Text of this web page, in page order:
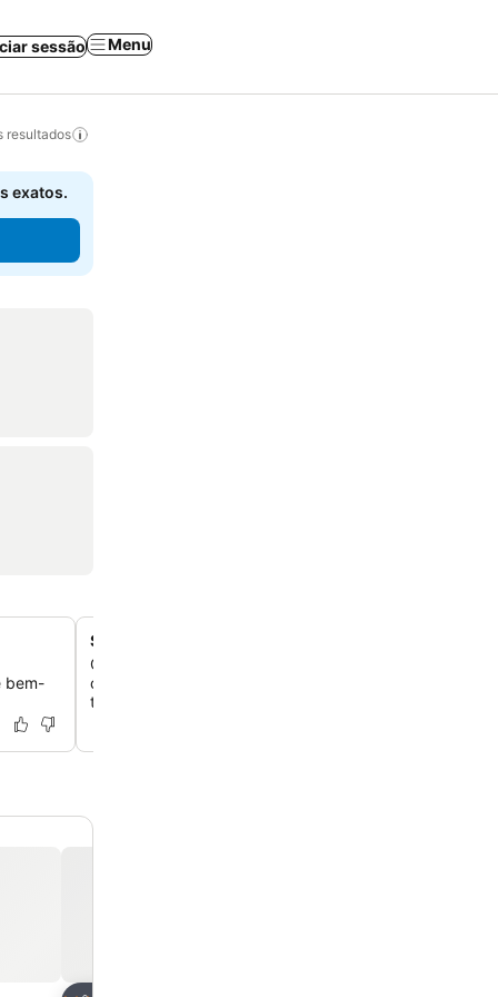
sessão Menu
resultados
exatos.
bem-
Suítes espaçosas com varandas
Cada suíte contemporânea, de 45 a 50 m², inclui uma
cama king-size, um banheiro em plano aberto e uma
terraço privativo para você.